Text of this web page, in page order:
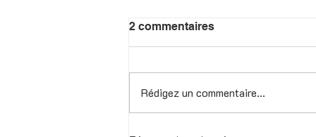
STANKO KRISTIC à
2 commentaires
Rédigez un commentaire...